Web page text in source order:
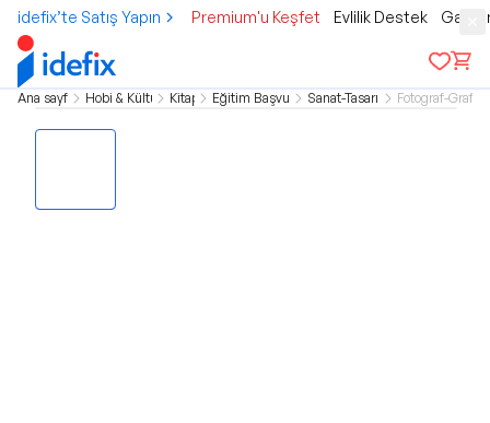
idefix’te Satış Yapın Premium'u Keşfet Evlilik Destek
Ana sayfa Hobi & Kültür Kitap Eğitim Başvuru Sanat-Tasarım Fotograf-Grafik